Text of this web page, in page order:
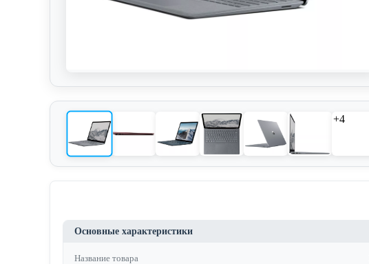
+4
Основные характеристики
Название товара